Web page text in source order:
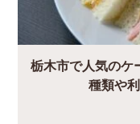
栃木市で人気のケ
種類や